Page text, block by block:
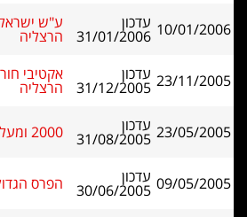
10/01/2006 עדכון
31/01/2006 הרצליה
23/11/2005 עדכון
31/12/2005 הרצליה
23/05/2005 עדכון
31/08/2005 2000 ומעלה
09/05/2005 עדכון
30/06/2005 הפרס